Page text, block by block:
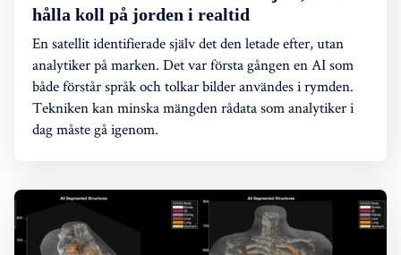
hålla koll på jorden i realtid
En satellit identifierade själv det den letade efter, utan
analytiker på marken. Det var första gången en AI som
både förstår språk och tolkar bilder användes i rymden.
Tekniken kan minska mängden rådata som analytiker i
dag måste gå igenom.